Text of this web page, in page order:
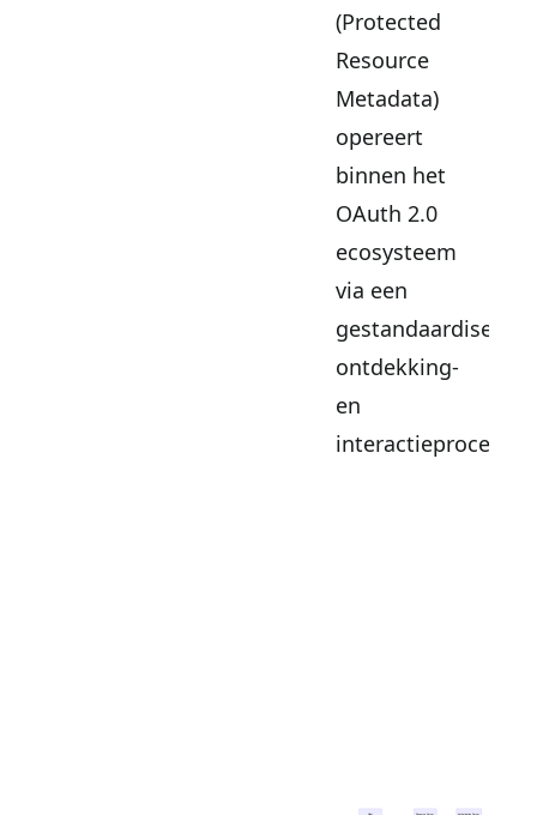
(Protected
Resource
Metadata)
opereert
binnen het
OAuth 2.0
ecosysteem
via een
gestandaardiseerd
ontdekking-
en
interactieproces: